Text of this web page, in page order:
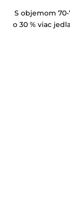
S objemom
o 30 % viac